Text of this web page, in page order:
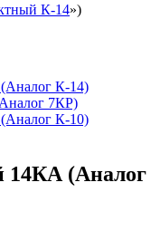
К-14»)
К-14)
7КР)
К-10)
14КА (Аналог